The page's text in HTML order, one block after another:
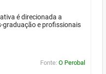
é direcionada a
graduação e profissionais
Fonte: O Perobal